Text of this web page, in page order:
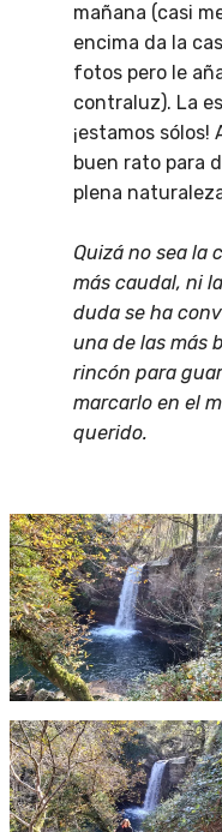
mañana (casi
encima da la
fotos pero le
contraluz). La
¡estamos
buen rato para
plena
Quizá no sea la
más caudal, ni
duda se ha
una de las más
rincón para
marcarlo en el
querido.